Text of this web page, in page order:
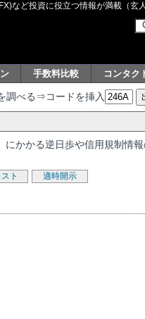
など投資に役立つ情報が満載（玄
手数料比較 コンタク
調べる⇒コードを挿入
かかる逆日歩や信用規制情報
ト 適時開示